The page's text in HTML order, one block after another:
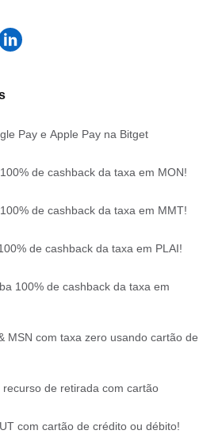
Pay e Apple Pay na Bitget
de cashback da taxa em MON!
de cashback da taxa em MMT!
de cashback da taxa em PLAI!
100% de cashback da taxa em
MSN com taxa zero usando cartão de
de retirada com cartão
com cartão de crédito ou débito!